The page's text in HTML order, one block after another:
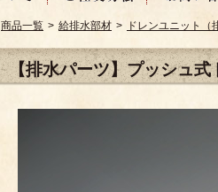
商品一覧 > 給排水部材 > ドレンユニット（
【排水パーツ】プッシュ